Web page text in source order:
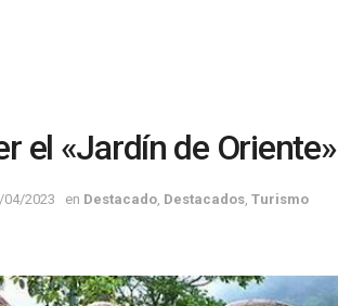
el «Jardín de Oriente»
04/2023 en Destacado Destacados Turismo